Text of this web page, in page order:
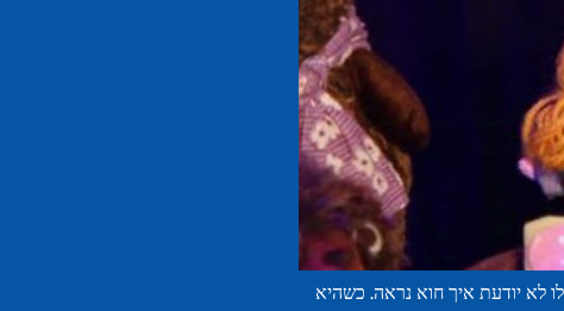
לא יודעת איך חוא נראה. כשהיא